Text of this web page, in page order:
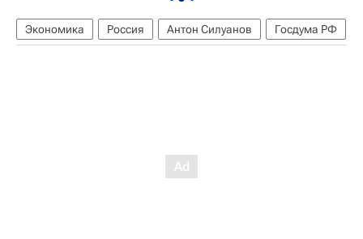
Экономика Россия Антон Силуанов Госдума РФ